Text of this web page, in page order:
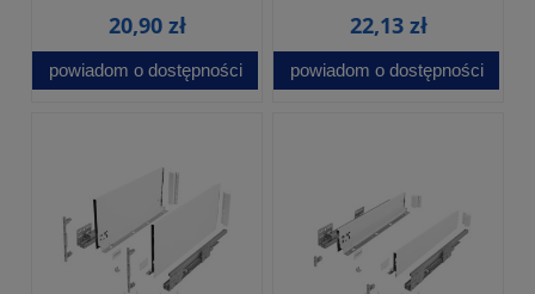
20,90 zł
powiadom o dostępności
22,13 zł
powiadom o dostępności